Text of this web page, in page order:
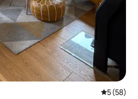
Средна
5 (58)